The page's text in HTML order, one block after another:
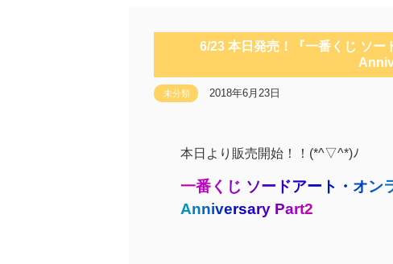
6/23 本日発売！『一番くじ ソ
未分類 2018年6月23日
本日より販売開始！！(*^▽^*)ﾉ
一番 く じ ソー ドアー ト ・ オン
Anniversary Part2